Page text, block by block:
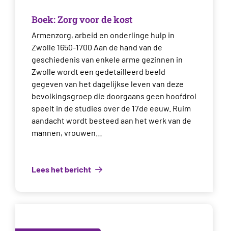
Boek: Zorg voor de kost
Armenzorg, arbeid en onderlinge hulp in
Zwolle 1650-1700 Aan de hand van de
geschiedenis van enkele arme gezinnen in
Zwolle wordt een gedetailleerd beeld
gegeven van het dagelijkse leven van deze
bevolkingsgroep die doorgaans geen hoofdrol
speelt in de studies over de 17de eeuw. Ruim
aandacht wordt besteed aan het werk van de
mannen, vrouwen…
Lees het bericht